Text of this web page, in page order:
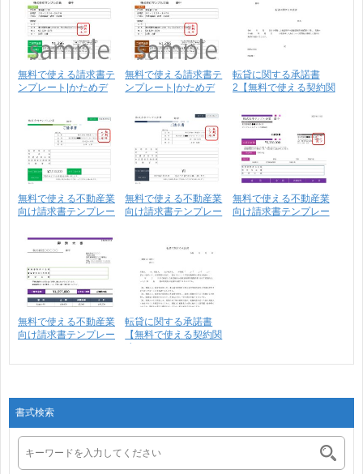
無料で使える請求書テ
ンプレート|かためデ
無料で使える請求書テ
ンプレート|かためデ
転貸に関する承諾書
2【無料で使える契約関
無料で使える不動産業
向け請求書テンプレー
無料で使える不動産業
向け請求書テンプレー
無料で使える不動産業
向け請求書テンプレー
無料で使える不動産業
向け請求書テンプレー
転貸に関する承諾書
【無料で使える契約関
書式検索